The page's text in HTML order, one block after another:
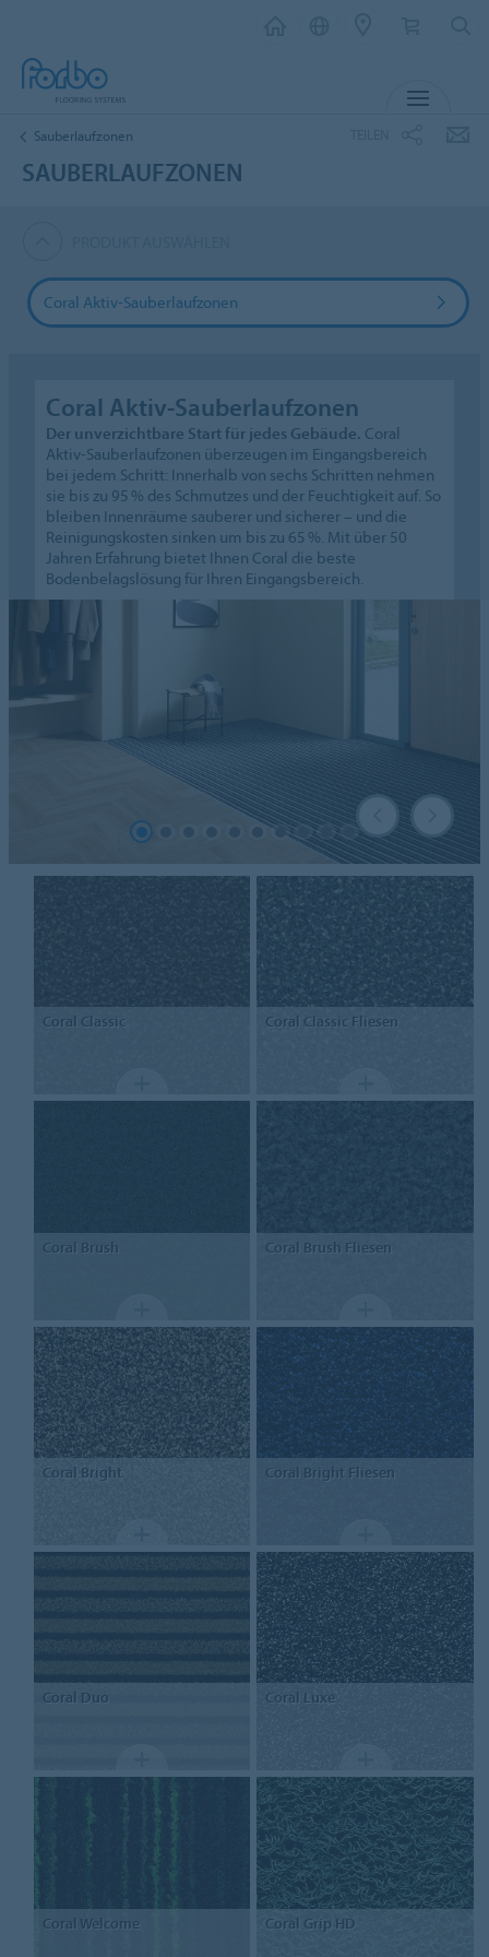
Sauberlaufzonen
SAUBERLAUFZONEN
Coral Aktiv-Sauberlaufzonen
Coral Aktiv-Sauberlaufzonen
Der unverzichtbare Start für jedes Gebäude. Coral
Aktiv-Sauberlaufzonen überzeugen im Eingangsbereich
bei jedem Schritt: Innerhalb von sechs Schritten nehmen
sie bis zu 95 % des Schmutzes und der Feuchtigkeit auf. So
bleiben Innenräume sauberer und sicherer – und die
Reinigungskosten sinken um bis zu 65 %. Mit über 50
Jahren Erfahrung bietet Ihnen Coral die beste
Bodenbelagslösung für Ihren Eingangsbereich.
Coral Classic Coral Classic Fliesen
Coral Brush Coral Brush Fliesen
Coral Bright Coral Bright Fliesen
Coral Duo Coral Luxe
Coral Welcome Coral Grip HD